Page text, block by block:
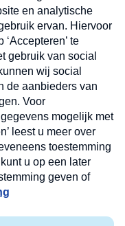
Verzend
op onze
in uw